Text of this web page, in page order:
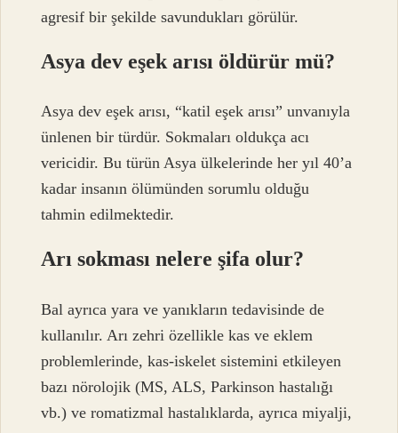
agresif bir şekilde savundukları görülür.
Asya dev eşek arısı öldürür mü?
Asya dev eşek arısı, “katil eşek arısı” unvanıyla
ünlenen bir türdür. Sokmaları oldukça acı
vericidir. Bu türün Asya ülkelerinde her yıl 40’a
kadar insanın ölümünden sorumlu olduğu
tahmin edilmektedir.
Arı sokması nelere şifa olur?
Bal ayrıca yara ve yanıkların tedavisinde de
kullanılır. Arı zehri özellikle kas ve eklem
problemlerinde, kas-iskelet sistemini etkileyen
bazı nörolojik (MS, ALS, Parkinson hastalığı
vb.) ve romatizmal hastalıklarda, ayrıca miyalji,